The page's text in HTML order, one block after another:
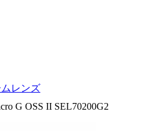
レンズ
G OSS II SEL70200G2